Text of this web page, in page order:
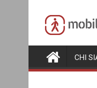
content
CHI